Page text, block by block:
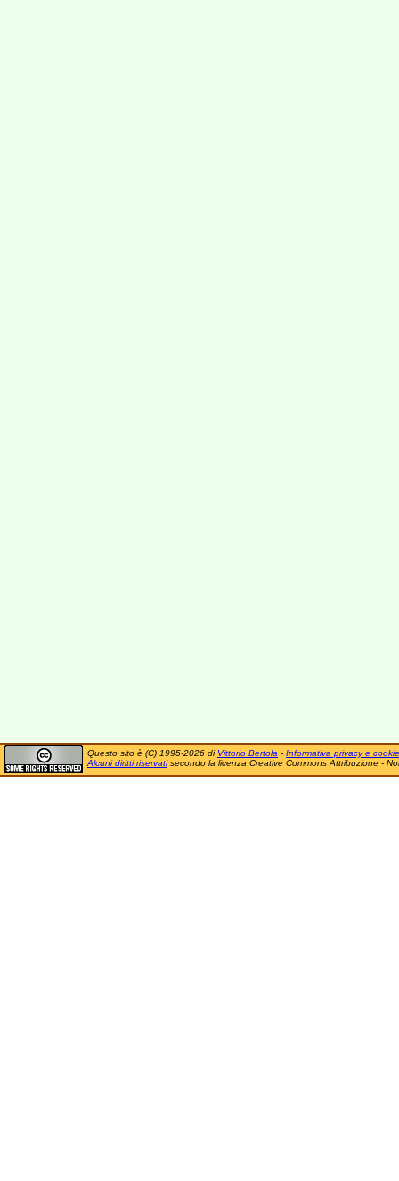
Questo sito è (C) 1995-2026 di Vittorio Bertola - Informativa privacy e cookie
Alcuni diritti riservatisecondo la licenza Creative Commons Attribuzione -